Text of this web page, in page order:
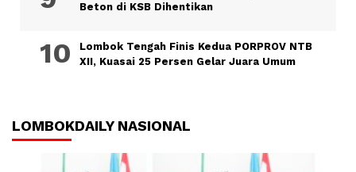
Beton di KSB Dihentikan
Lombok Tengah Finis Kedua PORPROV NTB
XII, Kuasai 25 Persen Gelar Juara Umum
LOMBOKDAILY NASIONAL